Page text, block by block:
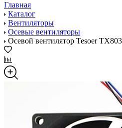
Главная
Каталог
Вентиляторы
Осевые вентиляторы
Осевой вентилятор Tesoer